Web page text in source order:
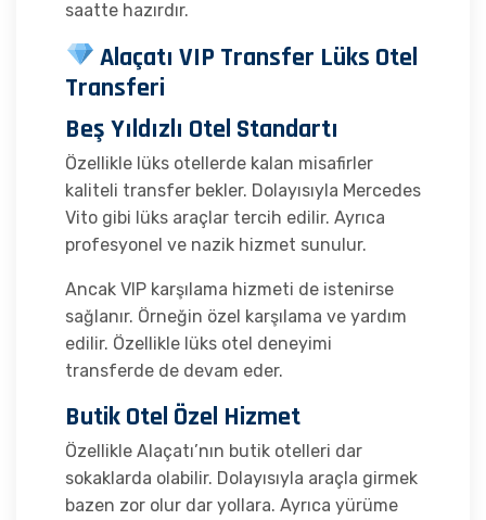
saatte hazırdır.
Alaçatı VIP Transfer Lüks Otel
Transferi
Beş Yıldızlı Otel Standartı
Özellikle lüks otellerde kalan misafirler
kaliteli transfer bekler. Dolayısıyla Mercedes
Vito gibi lüks araçlar tercih edilir. Ayrıca
profesyonel ve nazik hizmet sunulur.
Ancak VIP karşılama hizmeti de istenirse
sağlanır. Örneğin özel karşılama ve yardım
edilir. Özellikle lüks otel deneyimi
transferde de devam eder.
Butik Otel Özel Hizmet
Özellikle Alaçatı’nın butik otelleri dar
sokaklarda olabilir. Dolayısıyla araçla girmek
bazen zor olur dar yollara. Ayrıca yürüme